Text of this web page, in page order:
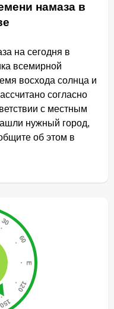
намаза в
на сегодня в
всемирной
восхода солнца и
согласно
с местным
нужный город,
об этом в